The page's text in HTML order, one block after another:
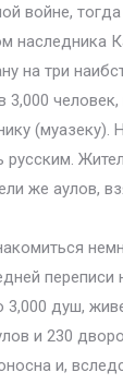
войне,
на три
3,000
же аулов,
переписи
душ,
и 230
и,